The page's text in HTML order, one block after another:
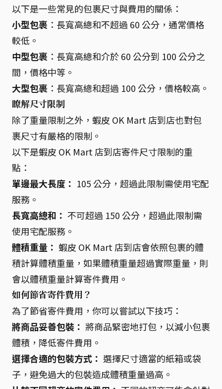
以下是一些常見的包裹尺寸與費用的關係：
小型包裹 ：長寬高總和不超過 60 公分，通常價格
較低。
中型包裹 ：長寬高總和介於 60 公分到 100 公分之
間，價格中等。
大型包裹 ：長寬高總和超過 100 公分，價格較高。
瞭解尺寸限制
除了重量限制之外，蝦皮 OK Mart 店到店也對包
裹尺寸有嚴格的限制。
以下是蝦皮 OK Mart 店到店寄件尺寸限制的重
點：
單邊最大長度： 105 公分，超過此限制需使用宅配
服務。
長寬高總和： 不可超過 150 公分，超過此限制需
使用宅配服務。
體積重量： 蝦皮 OK Mart 店到店會依照包裹的體
積計算體積重量，如果體積重量超過實際重量，則
會以體積重量計算寄件費用。
如何節省寄件費用？
為了節省寄件費用，你可以嘗試以下技巧：
將商品妥善包裝： 將商品緊密地打包，以減小包裹
體積，降低寄件費用。
選擇合適的包裝方式： 選擇尺寸適當的紙箱或袋
子，避免過大的包裝造成體積重量過高。